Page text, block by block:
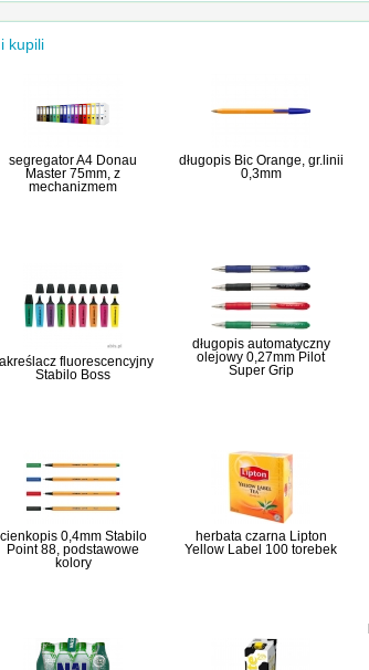
kupili
segregator A4 Donau
Master 75mm, z
mechanizmem
długopis Bic Orange, gr.linii
0,3mm
fluorescencyjny
Stabilo Boss
długopis automatyczny
olejowy 0,27mm Pilot
Super Grip
cienkopis 0,4mm Stabilo
Point 88, podstawowe
kolory
herbata czarna Lipton
Yellow Label 100 torebek